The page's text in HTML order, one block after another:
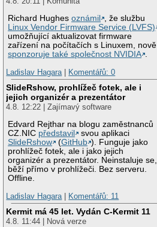
Richard Hughesoznámil
, že službu
Linux Vendor Firmware Service (LVFS)
umožňující aktualizovat firmware
zařízení na počítačích s Linuxem, nově
sponzoruje také společnost NVIDIA .
Ladislav Hagara | Komentářů: 0
SlideRshow, prohlížeč fotek, ale i
jejich organizér a prezentátor
4.8. 12:22 | Zajímavý software
Edvard Rejthar na blogu zaměstnanců
CZ.NIC představil
svou aplikaci
SlideRshow
(GitHub ). Funguje jako
prohlížeč fotek, ale i jako jejich
organizér a prezentátor. Neinstaluje se,
běží přímo v prohlížeči. Bez serveru.
Offline.
Ladislav Hagara | Komentářů: 11
Kermit má 45 let. Vydán C-Kermit 11
4.8. 11:44 | Nová verze